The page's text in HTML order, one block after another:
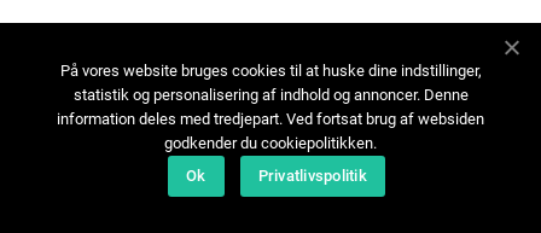
På vores website bruges cookies til at huske dine indstillinger,
statistik og personalisering af indhold og annoncer. Denne
information deles med tredjepart. Ved fortsat brug af websiden
godkender du cookiepolitikken.
Ok
Privatlivspolitik